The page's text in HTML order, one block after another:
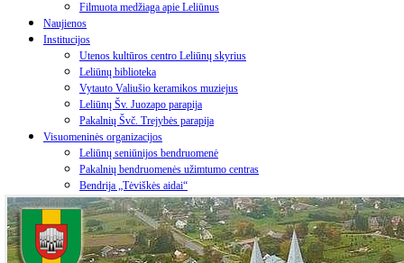
Filmuota medžiaga apie Leliūnus
Naujienos
Institucijos
Utenos kultūros centro Leliūnų skyrius
Leliūnų biblioteka
Vytauto Valiušio keramikos muziejus
Leliūnų Šv. Juozapo parapija
Pakalnių Švč. Trejybės parapija
Visuomeninės organizacijos
Leliūnų seniūnijos bendruomenė
Pakalnių bendruomenės užimtumo centras
Bendrija „Tėviškės aidai“